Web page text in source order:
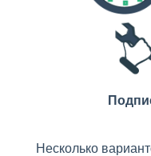
Несколько